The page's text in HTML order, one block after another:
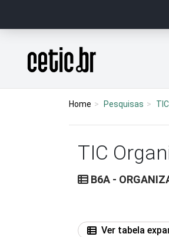
Página inicial
Home Pesquisas
TIC
B6A -
Ver tabela